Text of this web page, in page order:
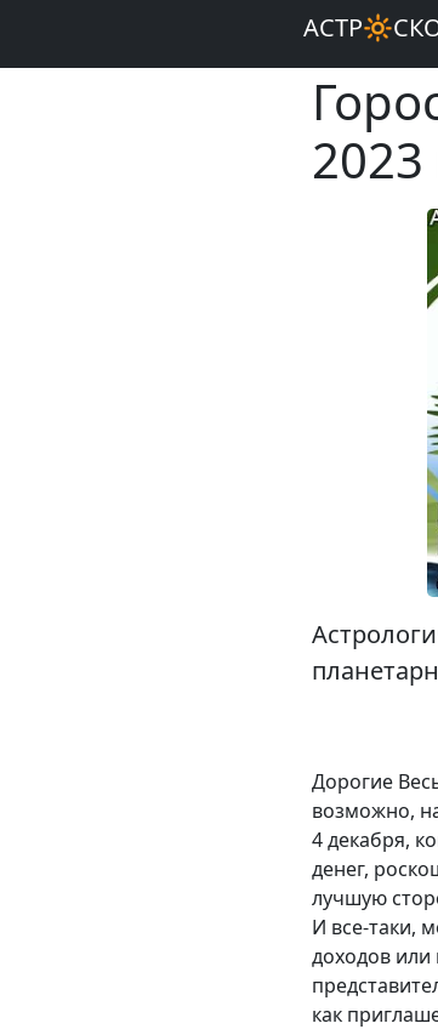
Дорогие
возможно,
4 декабря,
денег,
лучшую
И все-таки,
доходов
как